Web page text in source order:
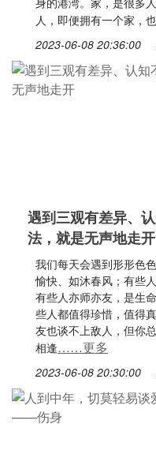
人，即便拥有一个家，
2023-06-08 20:36:00
遇到三观有差异、
法，就是无声地走开
我们每天会遇到形形色
愉快、如沐春风；有些
有些人亦师亦友，是生
些人都值得珍惜，值得
友也谈不上敌人，但你
相逢……更多
2023-06-08 20:30:00